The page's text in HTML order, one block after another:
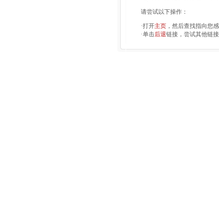
请尝试以下操作：
·打开主页 ，然后查找指向您
·单击后退链接，尝试其他链